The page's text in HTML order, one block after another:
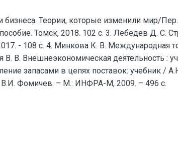
Теории, которые изменили мир/
Томск, 2018. 102 с. 3. Лебедев Д. С.
- 108 с. 4. Минкова К. В. Международная
В. Внешнеэкономическая деятельность :
запасами в цепях поставок: учебник /
Фомичев. – М.: ИНФРА-М, 2009. – 496 с.